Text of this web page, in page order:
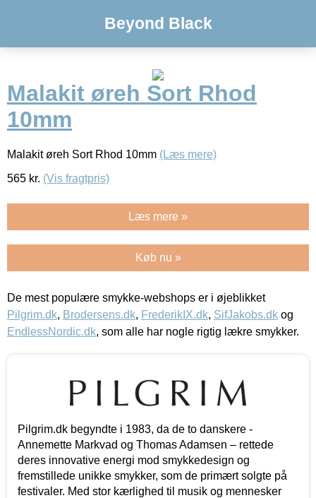
Beyond Black
Malakit øreh Sort Rhod
10mm
Malakit øreh Sort Rhod 10mm (Læs mere)
565 kr. (Vis fragtpris)
Læs mere »
Køb nu »
De mest populære smykke-webshops er i øjeblikket
Pilgrim.dk, Brodersens.dk, FrederikIX.dk, SifJakobs.dk og
EndlessNordic.dk, som alle har nogle rigtig lækre smykker.
Pilgrim.dk begyndte i 1983, da de to danskere -
Annemette Markvad og Thomas Adamsen – rettede
deres innovative energi mod smykkedesign og
fremstillede unikke smykker, som de primært solgte på
festivaler. Med stor kærlighed til musik og mennesker